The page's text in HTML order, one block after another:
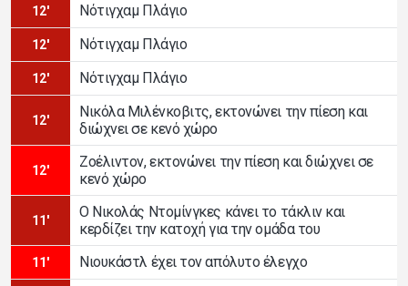
12' Νότιγχαμ Πλάγιο
12' Νότιγχαμ Πλάγιο
12' Νότιγχαμ Πλάγιο
12'
Νικόλα Μιλένκοβιτς, εκτονώνει την πίεση και
διώχνει σε κενό χώρο
12'
Ζοέλιντον, εκτονώνει την πίεση και διώχνει σε
κενό χώρο
11'
Ο Νικολάς Ντομίνγκες κάνει το τάκλιν και
κερδίζει την κατοχή για την ομάδα του
11' Νιουκάστλ έχει τον απόλυτο έλεγχο